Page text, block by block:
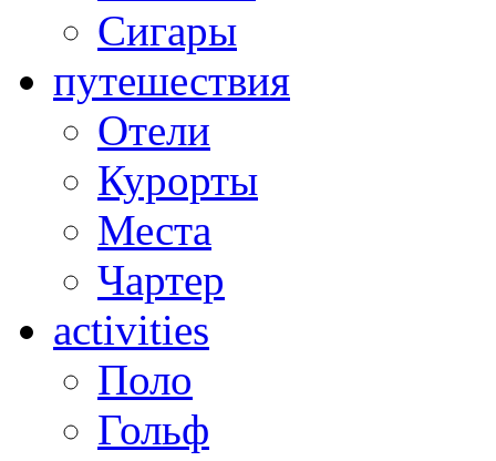
Сигары
путешествия
Отели
Курорты
Места
Чартер
activities
Поло
Гольф